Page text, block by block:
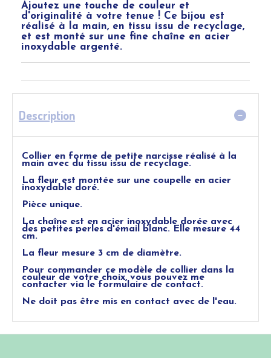
Ajoutez une touche de couleur et
d'originalité à votre tenue ! Ce bijou est
réalisé à la main, en tissu issu de recyclage,
et est monté sur une fine chaîne en acier
inoxydable argenté.
Description
Collier en forme de petite narcisse réalisé à la
main avec du tissu issu de recyclage.
La fleur est montée sur une coupelle en acier
inoxydable doré.
Pièce unique.
La chaîne est en acier inoxydable dorée avec
des petites perles d'émail blanc. Elle mesure 44
cm.
La fleur mesure 3 cm de diamètre.
Pour commander ce modèle de collier dans la
couleur de votre choix, vous pouvez me
contacter via le formulaire de contact.
Ne doit pas être mis en contact avec de l'eau.